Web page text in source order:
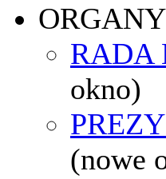
RADA
okno)
(nowe